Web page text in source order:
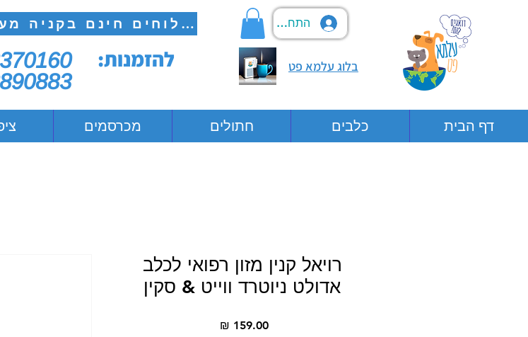
משלוחים חינם בקניה מעל 150
להזמנות:
התחבר
בלוג עלמא פט
מכרסמים חתולים כלבים דף הבית
רויאל קנין מזון רפואי לכלב
אדולט ניוטרד ווייט & סקין
‏159.00 ‏₪